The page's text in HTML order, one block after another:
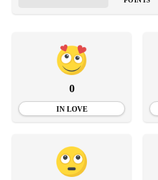
0
IN LOVE